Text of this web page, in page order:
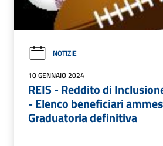
NOTIZIE
10 GENNAIO 2024
REIS - Reddito di
- Elenco beneficiari
Graduatoria definitiva